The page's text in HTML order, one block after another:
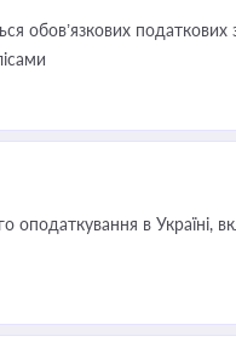
обов’язкових податкових
оподаткування в Україні,